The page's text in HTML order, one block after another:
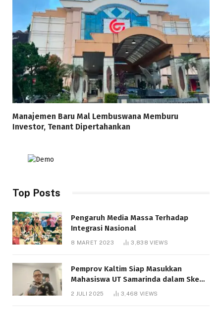
Manajemen Baru Mal Lembuswana Memburu
Investor, Tenant Dipertahankan
Top Posts
Pengaruh Media Massa Terhadap
Integrasi Nasional
8 MARET 2023 3,838VIEWS
Pemprov Kaltim Siap Masukkan
Mahasiswa UT Samarinda dalam Skema
Bantuan Pendidikan Gratispol
2 JULI 2025 3,468 VIEWS